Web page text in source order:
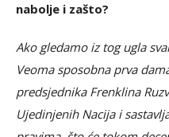
nabolje i zašto?
Ako gledamo iz tog ugla
Veoma sposobna prva
predsjednika Frenklina
Ujedinjenih Nacija i